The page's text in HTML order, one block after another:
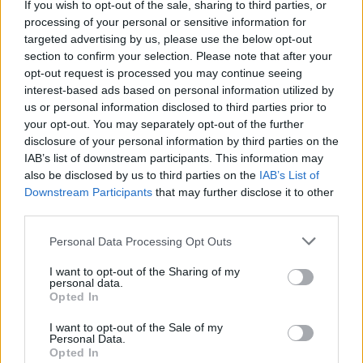
If you wish to opt-out of the sale, sharing to third parties, or
processing of your personal or sensitive information for
targeted advertising by us, please use the below opt-out
section to confirm your selection. Please note that after your
opt-out request is processed you may continue seeing
interest-based ads based on personal information utilized by
us or personal information disclosed to third parties prior to
your opt-out. You may separately opt-out of the further
disclosure of your personal information by third parties on the
IAB’s list of downstream participants. This information may
also be disclosed by us to third parties on the IAB’s List of
Downstream Participants that may further disclose it to other
Please note that this website/app uses one or more Google
not limited to your visit or usage behaviour. You may click to
grant or deny consent to Google and its third-party tags to
use your data for below specified purposes in below Google
consent section.
Personal Data Processing Opt Outs
I want to opt-out of the Sharing of my
personal data.
Opted In
I want to opt-out of the Sale of my
Personal Data.
Opted In
b
o
o
k
te
r
re
st
s
A
p
p
re
Prossimo articolo
NOTIZIE RECENTI
Michelle Hunziker in Gallura, bella anche dal
vivo: un amico vip svela come fa
Calangianus, dopo le polemiche il centro
Olbia, divieto di sosta contro spaccio e degrado:
esplode la protesta
Pausa caffè impeccabile: come scegliere la